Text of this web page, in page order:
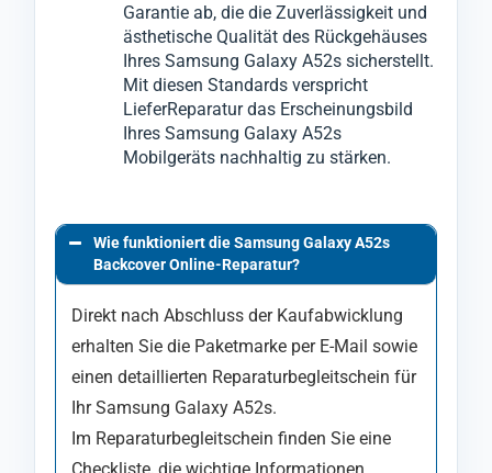
Garantie ab, die die Zuverlässigkeit und
ästhetische Qualität des Rückgehäuses
Ihres Samsung Galaxy A52s sicherstellt.
Mit diesen Standards verspricht
LieferReparatur das Erscheinungsbild
Ihres Samsung Galaxy A52s
Mobilgeräts nachhaltig zu stärken.
Wie funktioniert die Samsung Galaxy A52s
Backcover Online-Reparatur?
Direkt nach Abschluss der Kaufabwicklung
erhalten Sie die Paketmarke per E-Mail sowie
einen detaillierten Reparaturbegleitschein für
Ihr Samsung Galaxy A52s.
Im Reparaturbegleitschein finden Sie eine